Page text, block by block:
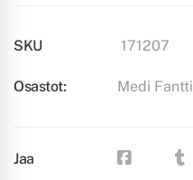
SKU 171207
Osastot: Medi Fantti
Jaa